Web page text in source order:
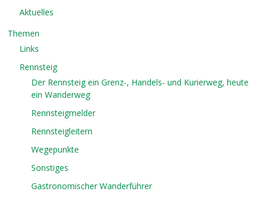
Aktuelles
Themen
Links
Rennsteig
Der Rennsteig ein Grenz-, Handels- und Kurierweg, heute
ein Wanderweg
Rennsteigmelder
Rennsteigleitern
Wegepunkte
Sonstiges
Gastronomischer Wanderführer